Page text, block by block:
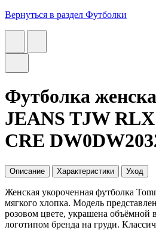
Вернуться в раздел Футболки
Футболка
JEANS TJW
CRE
Описание Характеристики Уход
Женская укороченная футболка
мягкого хлопка. Модель
розовом цвете, украшена объёмной
логотипом бренда на груди.